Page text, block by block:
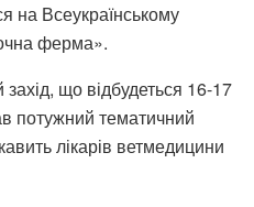
на Всеукраїнському
ферма».
що відбудеться 16-17
потужний тематичний
лікарів ветмедицини